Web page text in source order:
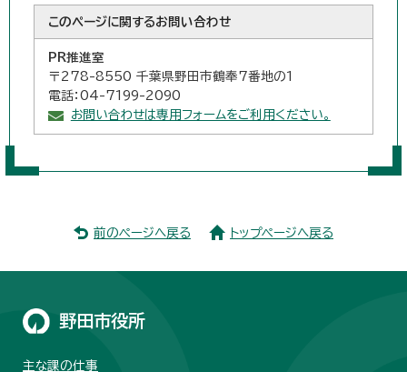
このページに関するお問い合わせ
PR推進室
〒278-8550 千葉県野田市鶴奉7番地の1
電話：04-7199-2090
お問い合わせは専用フォームをご利用ください。
前のページへ戻る トップページへ戻る
野田市役所
主な課の仕事